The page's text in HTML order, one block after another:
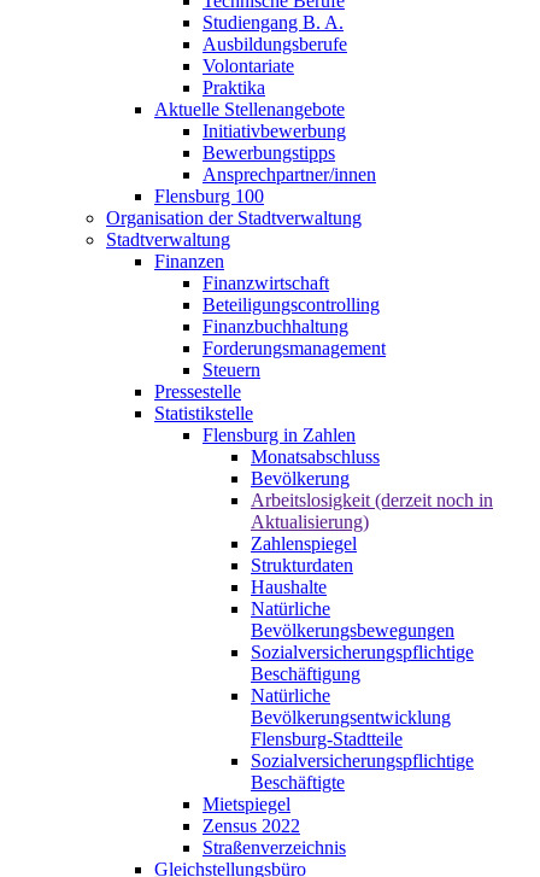
Studiengang B. A.
Ausbildungsberufe
Volontariate
Praktika
Aktuelle Stellenangebote
Initiativbewerbung
Bewerbungstipps
Ansprechpartner/innen
Flensburg 100
Organisation der Stadtverwaltung
Stadtverwaltung
Finanzen
Finanzwirtschaft
Beteiligungscontrolling
Finanzbuchhaltung
Forderungsmanagement
Steuern
Pressestelle
Statistikstelle
Flensburg in Zahlen
Monatsabschluss
Bevölkerung
Arbeitslosigkeit (derzeit noch in
Aktualisierung)
Zahlenspiegel
Strukturdaten
Haushalte
Natürliche
Bevölkerungsbewegungen
Sozialversicherungspflichtige
Beschäftigung
Natürliche
Bevölkerungsentwicklung
Flensburg-Stadtteile
Sozialversicherungspflichtige
Beschäftigte
Mietspiegel
Zensus 2022
Straßenverzeichnis
Gleichstellungsbüro